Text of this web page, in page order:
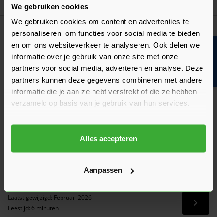
We gebruiken cookies
We gebruiken cookies om content en advertenties te
personaliseren, om functies voor social media te bieden
en om ons websiteverkeer te analyseren. Ook delen we
informatie over je gebruik van onze site met onze
partners voor social media, adverteren en analyse. Deze
partners kunnen deze gegevens combineren met andere
informatie die je aan ze hebt verstrekt of die ze hebben
verzameld op basis van je gebruik van hun services.
Alles accepteren
Aanpassen
Goed voorbereid aan de slag
Wanneer gebruik je welke folie tape?
Met de juiste tape voorkom je vochtproblemen, warmteverlies
en schade aan je constructie.
Algemeen
Er zijn verschillende varianten folies beschikbaar. We leggen
Laatst gewijzigd: Februari 2026
Leestijd: 6 minuten
Lees